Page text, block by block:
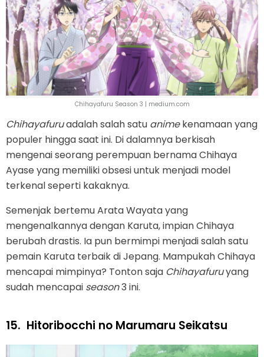
Chihayafuru Season 3 | medium.com
Chihayafuruadalah salah satu animekenamaan yang
populer hingga saat ini. Di dalamnya berkisah
mengenai seorang perempuan bernama Chihaya
Ayase yang memiliki obsesi untuk menjadi model
terkenal seperti kakaknya.
Semenjak bertemu Arata Wayata yang
mengenalkannya dengan Karuta, impian Chihaya
berubah drastis. Ia pun bermimpi menjadi salah satu
pemain Karuta terbaik di Jepang. Mampukah Chihaya
mencapai mimpinya? Tonton saja Chihayafuruyang
sudah mencapai season3 ini.
15. Hitoribocchi no Marumaru Seikatsu